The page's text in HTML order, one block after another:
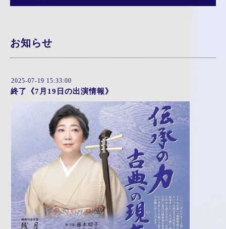
お知らせ
2025-07-19 15:33:00
終了《7月19日の出演情報》